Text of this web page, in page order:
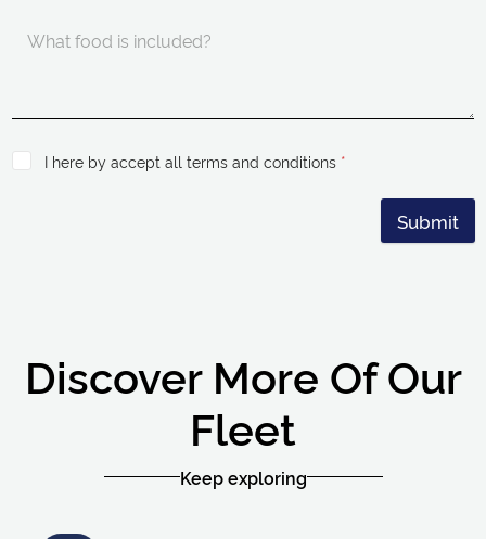
I here by accept all terms and conditions *
Submit
Discover More Of Our
Fleet
Keep exploring